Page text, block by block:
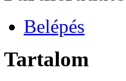
Belépés
Tartalom